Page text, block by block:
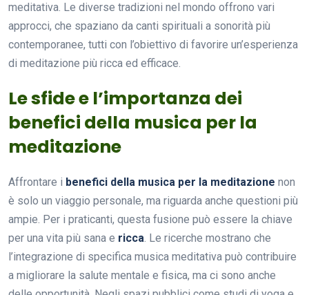
meditativa. Le diverse tradizioni nel mondo offrono vari
approcci, che spaziano da canti spirituali a sonorità più
contemporanee, tutti con l’obiettivo di favorire un’esperienza
di meditazione più ricca ed efficace.
Le sfide e l’importanza dei
benefici della musica per la
meditazione
Affrontare i benefici della musica per la meditazione non
è solo un viaggio personale, ma riguarda anche questioni più
ampie. Per i praticanti, questa fusione può essere la chiave
per una vita più sana e ricca. Le ricerche mostrano che
l’integrazione di specifica musica meditativa può contribuire
a migliorare la salute mentale e fisica, ma ci sono anche